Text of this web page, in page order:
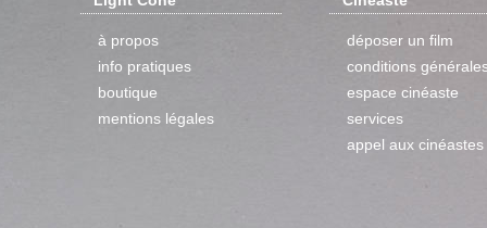
à propos
info pratiques
boutique
mentions légales
déposer un film
conditions
espace cinéaste
services
appel aux cinéastes